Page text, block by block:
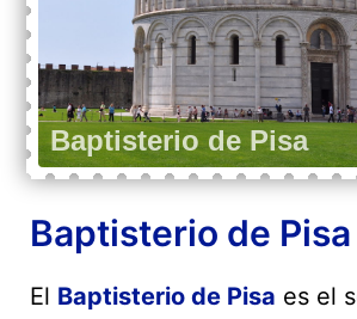
Baptisterio de Pisa
El Baptisterio de Pisa es el